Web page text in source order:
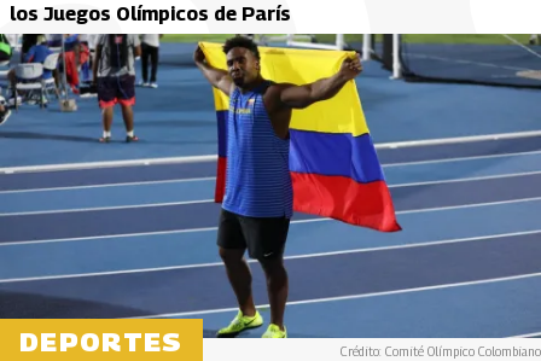
los Juegos Olímpicos de París
DEPORTES Crédito: Comité Olímpico Colombiano